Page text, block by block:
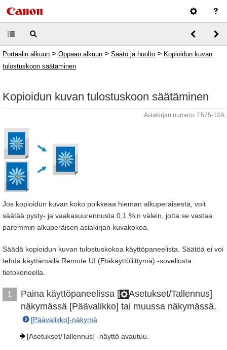
Portaalin alkuun > Oppaan alkuun > Säätö ja huolto > Kopioidun kuvan
tulostuskoon säätäminen
Kopioidun kuvan tulostuskoon säätäminen
Asiakirjan numero: F575-12A
Jos kopioidun kuvan koko poikkeaa hieman alkuperäisestä, voit
säätää pysty- ja vaakasuurennusta 0,1 %:n välein, jotta se vastaa
paremmin alkuperäisen asiakirjan kuvakokoa.
Säädä kopioidun kuvan tulostuskokoa käyttöpaneelista. Säätöä ei voi
tehdä käyttämällä Remote UI (Etäkäyttöliittymä) -sovellusta
tietokoneella.
1 Paina käyttöpaneelissa [
Asetukset/Tallennus]
näkymässä [Päävalikko] tai muussa näkymässä.
[Päävalikko]-näkymä
[Asetukset/Tallennus] -näyttö avautuu.